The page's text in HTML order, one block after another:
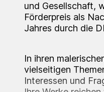
und Gesellschaft,
Förderpreis als
Jahres durch die
In ihren
vielseitigen
Interessen und